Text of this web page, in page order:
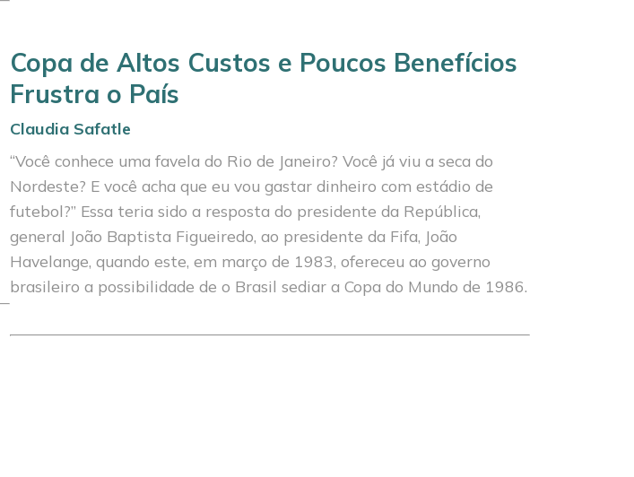
Copa de Altos Custos e Poucos Benefícios
Frustra o País
Claudia Safatle
“Você conhece uma favela do Rio de Janei­ro? Você já viu a seca do
Nordeste? E você acha que eu vou gastar dinheiro com estádio de
futebol?” Essa teria sido a res­posta do presidente da República,
general João Baptista Figueiredo, ao presidente da Fifa, João
Havelange, quando este, em março de 1983, ofe­receu ao governo
brasileiro a possibilidade de o Brasil sediar a Copa do Mundo de 1986.